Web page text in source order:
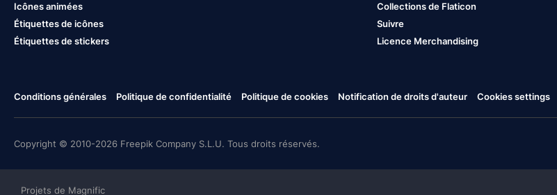
Icônes animées
Étiquettes de icônes
Étiquettes de stickers
Collections de Flaticon
Suivre
Licence Merchandising
Conditions générales Politique de confidentialité Politique de cookies Notification de droits d'auteur Cookies settings
Copyright © 2010-2026 Freepik Company S.L.U. Tous droits réservés.
Projets de Magnific